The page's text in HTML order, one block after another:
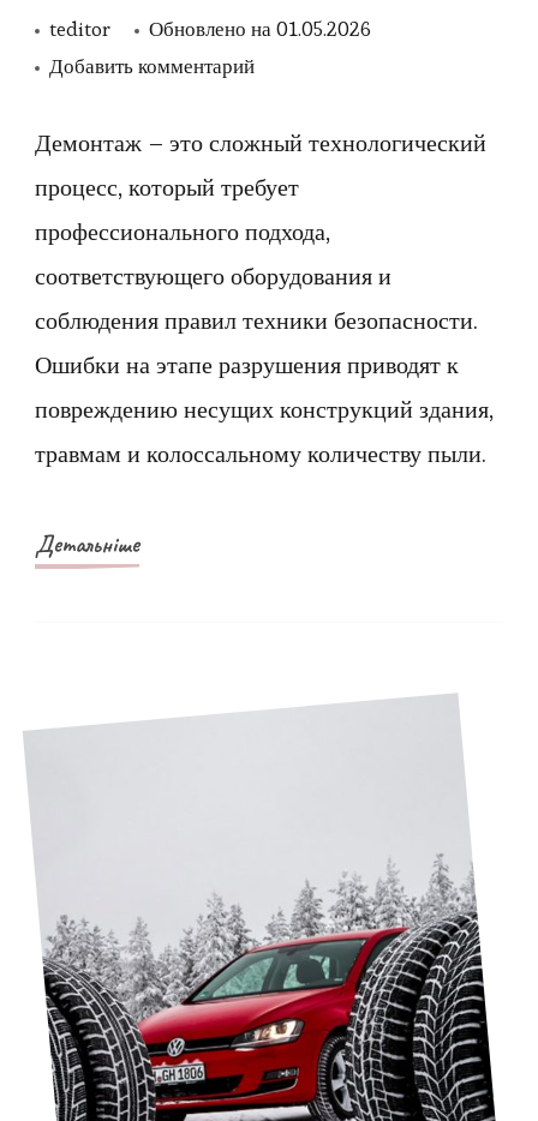
teditor Обновлено на01.05.2026
Добавить комментарийк
Демонтаж
бетонных
Как
провести
все
работы
Демонтаж – это сложный технологический
процесс, который требует
профессионального подхода,
соответствующего оборудования и
соблюдения правил техники безопасности.
Ошибки на этапе разрушения приводят к
повреждению несущих конструкций здания,
травмам и колоссальному количеству пыли.
Детальніше